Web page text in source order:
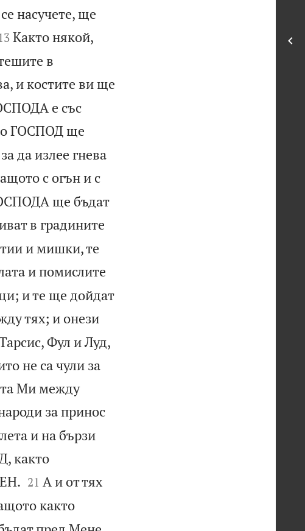
насучете, ще
Както някой,
в
и костите ви ще
е със
ГОСПОД ще
да излее гнева
с огън и с
ще бъдат
в градините
и мишки, те
и помислите
и те ще дойдат
тях; и онези
Фул и Луд,
не са чули за
Ми между
за принос
и на бързи
както

21 А и от тях
както